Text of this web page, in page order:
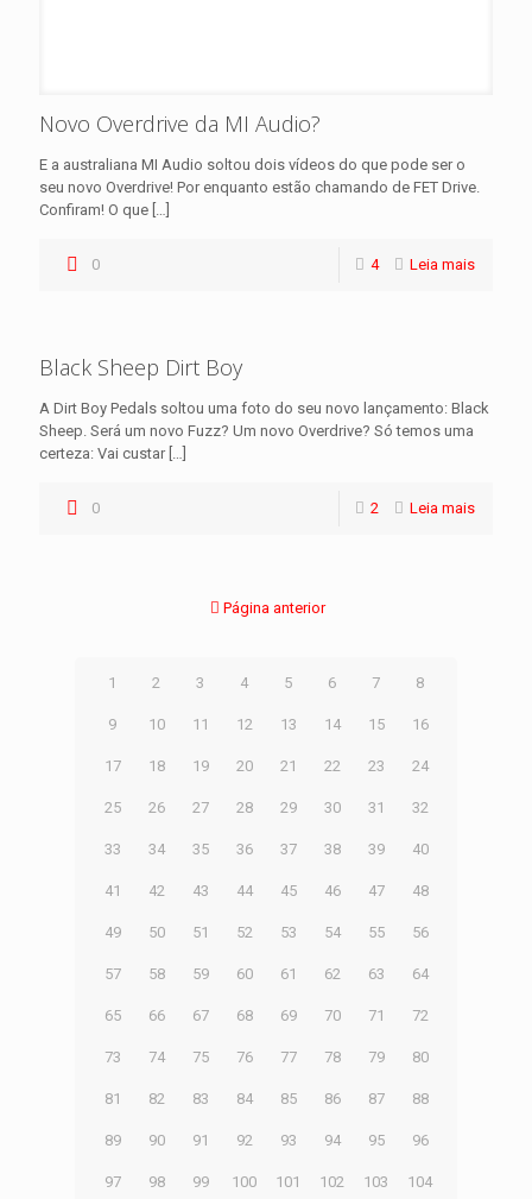
Novo Overdrive da MI Audio?
E a australiana MI Audio soltou dois vídeos do que pode ser o
seu novo Overdrive! Por enquanto estão chamando de FET Drive.
Confiram! O que […]
0 4 Leia mais
Black Sheep Dirt Boy
A Dirt Boy Pedals soltou uma foto do seu novo lançamento: Black
Sheep. Será um novo Fuzz? Um novo Overdrive? Só temos uma
certeza: Vai custar[…]
0 2 Leia mais
Página anterior
1 2 3 4 5 6 7 8
9 10 11 12 13 14 15 16
17 18 19 20 21 22 23 24
25 26 27 28 29 30 31 32
33 34 35 36 37 38 39 40
41 42 43 44 45 46 47 48
49 50 51 52 53 54 55 56
57 58 59 60 61 62 63 64
65 66 67 68 69 70 71 72
73 74 75 76 77 78 79 80
81 82 83 84 85 86 87 88
89 90 91 92 93 94 95 96
97 98 99 100 101 102 103 104